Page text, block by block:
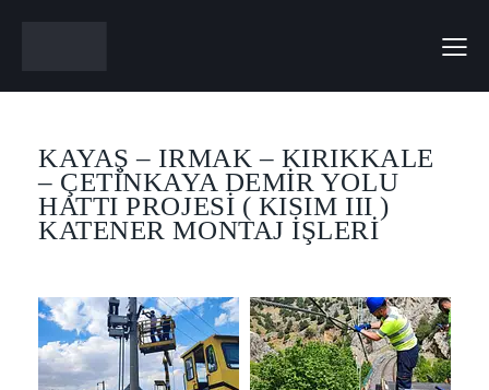
KAYAŞ – IRMAK – KIRIKKALE
– ÇETİNKAYA DEMİR YOLU
HATTI PROJESİ ( KISIM III )
KATENER MONTAJ İŞLERİ